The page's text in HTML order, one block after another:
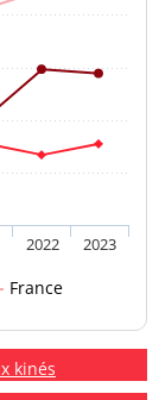
France
2022 2023
kinés